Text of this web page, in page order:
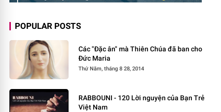
POPULAR POSTS
Các "Đặc ân" mà Thiên Chúa đã ban cho
Đức Maria
Thứ Năm, tháng 8 28, 2014
RABBOUNI - 120 Lời nguyện của Bạn Trẻ
Việt Nam